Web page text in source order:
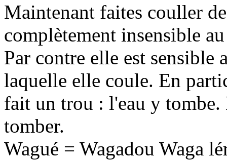
Maintenant faites couller
complètement insensible
Par contre elle est sensible
laquelle elle coule. En
fait un trou : l'eau y
tomber.
Wagué = Wagadou Waga